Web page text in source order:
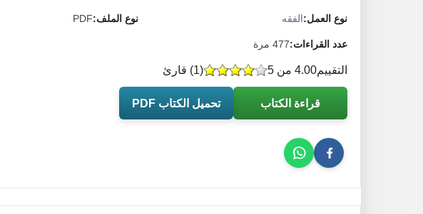
نوع العمل:الفقه نوع الملف:PDF
عدد القراءات:477 مرة
التقييم (
1) قارئ 4.00 من 5
قراءة الكتاب تحميل الكتاب PDF